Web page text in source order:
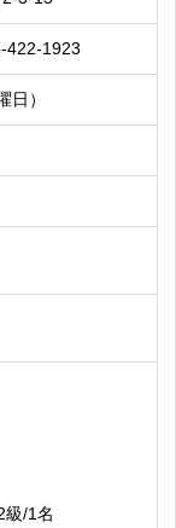
422-1923
）
級/1名